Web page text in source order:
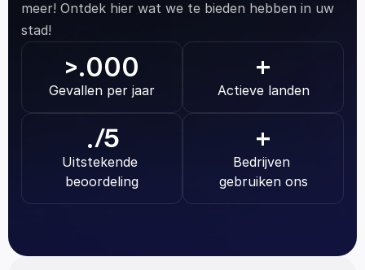
meer! Ontdek hier wat we te bieden hebben in uw
stad!
>.000
Gevallen per jaar
+
Actieve landen
./5
Uitstekende
beoordeling
+
Bedrijven
gebruiken ons